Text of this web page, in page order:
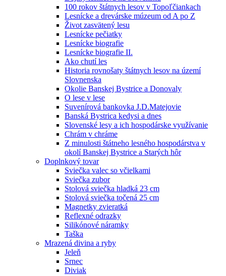
100 rokov štátnych lesov v Topoľčiankach
Lesnícke a drevárske múzeum od A po Z
Život zasvätený lesu
Lesnícke pečiatky
Lesnícke biografie
Lesnícke biografie II.
Ako chutí les
Historia rovnošaty štátnych lesov na území
Slovnenska
Okolie Banskej Bystrice a Donovaly
O lese v lese
Suvenírová bankovka J.D.Matejovie
Banská Bystrica kedysi a dnes
Slovenské lesy a ich hospodárske využívanie
Chrám v chráme
Z minulosti štátneho lesného hospodárstva v
okolí Banskej Bystrice a Starých hôr
Doplnkový tovar
Sviečka valec so včielkami
Sviečka zubor
Stolová sviečka hladká 23 cm
Stolová sviečka točená 25 cm
Magnetky zvieratká
Reflexné odrazky
Silikónové náramky
Taška
Mrazená divina a ryby
Jeleň
Srnec
Diviak